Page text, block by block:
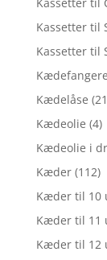
Kassetter til
Kassetter til
Kædefangere
Kædelåse
Kædeolie (4)
Kædeolie i
Kæder (112)
Kæder til 10
Kæder til 11
Kæder til 12